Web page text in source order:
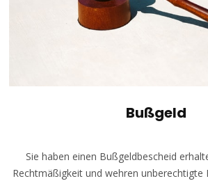
Bußgeld
Sie haben einen Bußgeldbescheid
Rechtmäßigkeit und wehren unberechtigte